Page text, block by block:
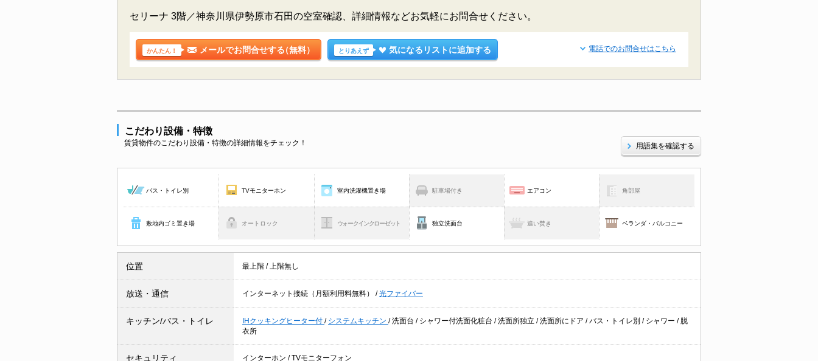
セリーナ 3階／神奈川県伊勢原市石田の空室確認、詳細情報などお気軽にお問合せください。
かんたん！ メールでお問合せする（無料） とりあえず 気になるリストに追加する 電話でのお問合せはこちら
こだわり設備・特徴
賃貸物件のこだわり設備・特徴の詳細情報をチェック！ 用語集を確認する
バス・トイレ別 TVモニターホン 室内洗濯機置き場 駐車場付き エアコン 角部屋
敷地内ゴミ置き場 オートロック ウォークインクローゼット 独立洗面台 追い焚き ベランダ・バルコニー
位置 最上階 / 上階無し
放送・通信 インターネット接続（月額利用料無料） /光ファイバー
キッチン/バス・トイレ IHクッキングヒーター付 / システムキッチン /洗面台 / シャワー付洗面化粧台 /洗面所独立 /洗面所にドア /バス・トイレ別 / シャワー / 脱
衣所
セキュリティ インターホン /TVモニターフォン